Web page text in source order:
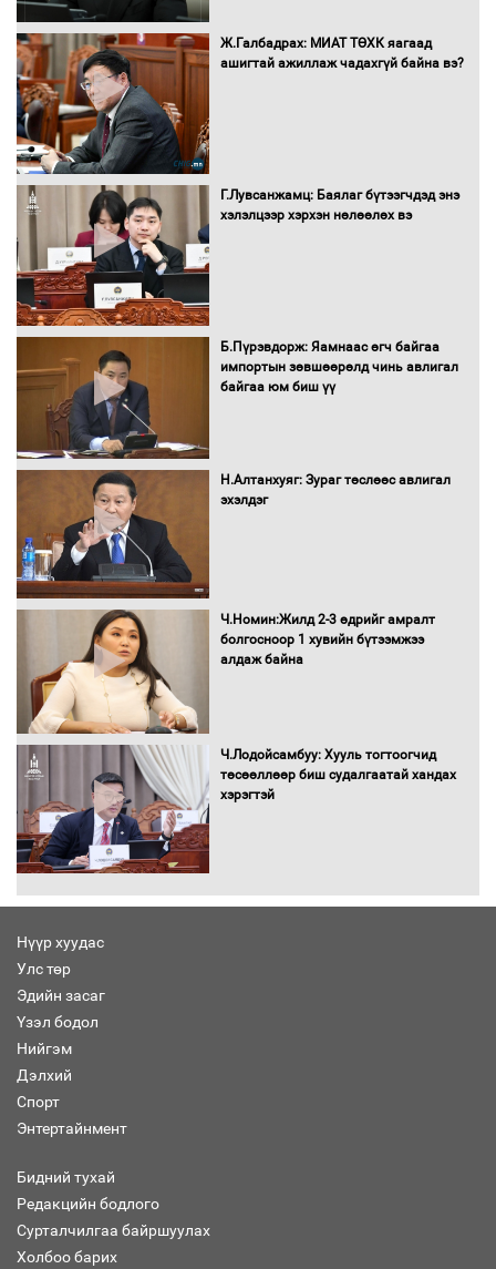
орчныг бүрдүүллээ
Ж.Галбадрах: МИАТ ТӨХК яагаад
ашигтай ажиллаж чадахгүй байна вэ?
Г.Лувсанжамц: Баялаг бүтээгчдэд энэ
хэлэлцээр хэрхэн нөлөөлөх вэ
Б.Пүрэвдорж: Яамнаас өгч байгаа
импортын зөвшөөрөлд чинь авлигал
байгаа юм биш үү
Н.Алтанхуяг: Зураг төслөөс авлигал
эхэлдэг
Ч.Номин:Жилд 2-3 өдрийг амралт
болгосноор 1 хувийн бүтээмжээ
алдаж байна
Ч.Лодойсамбуу: Хууль тогтоогчид
төсөөллөөр биш судалгаатай хандах
хэрэгтэй
Нүүр хуудас
Улс төр
Эдийн засаг
Үзэл бодол
Нийгэм
Дэлхий
Спорт
Энтертайнмент
Бидний тухай
Редакцийн бодлого
Сурталчилгаа байршуулах
Холбоо барих